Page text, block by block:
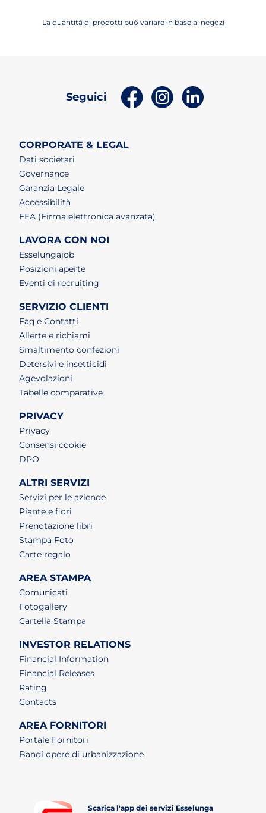
La quantità di prodotti può variare in base ai negozi
Seguici (apri in un nuovo tab)
(apri in un nuovo
CORPORATE & LEGAL
Dati societari
Governance
Garanzia Legale
Accessibilità
FEA (Firma elettronica avanzata)
LAVORA CON NOI
Esselungajob(apri in un nuovo tab)
Posizioni aperte(apri in un nuovo tab)
Eventi di recruiting
SERVIZIO CLIENTI
Faq e Contatti
Allerte e richiami
Smaltimento confezioni
Detersivi e insetticidi
Agevolazioni
Tabelle comparative
PRIVACY
Privacy
Consensi cookie
DPO
ALTRI SERVIZI
Servizi per le aziende
Piante e fiori
Prenotazione libri
Stampa Foto
Carte regalo
AREA STAMPA
Comunicati
Fotogallery
Cartella Stampa
INVESTOR RELATIONS
Financial Information
Financial Releases
Rating
Contacts
AREA FORNITORI
Portale Fornitori
Bandi opere di urbanizzazione
Scarica l'app dei servizi Esselunga